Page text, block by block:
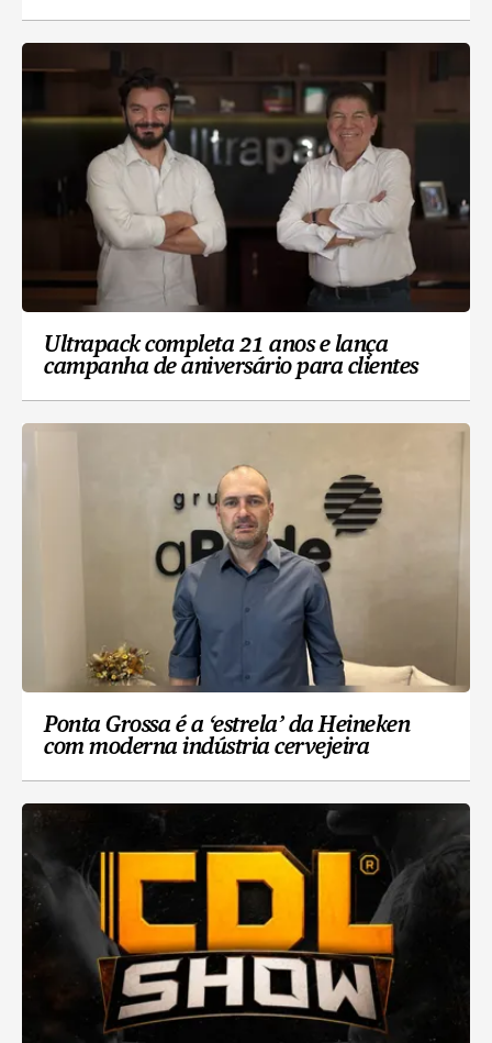
Ultrapack completa 21 anos e lança
campanha de aniversário para clientes
Ponta Grossa é a ‘estrela’ da Heineken
com moderna indústria cervejeira